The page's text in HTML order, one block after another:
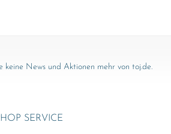
keine News und Aktionen mehr von toj.de.
SERVICE